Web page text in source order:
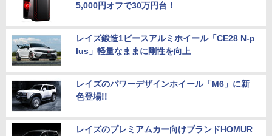
5,000円オフで30万円台！
レイズ鍛造1ピースアルミホイール「CE28 N-p
lus」軽量なままに剛性を向上
レイズのパワーデザインホイール「M6」に新
色登場!!
レイズのプレミアムカー向けブランドHOMUR